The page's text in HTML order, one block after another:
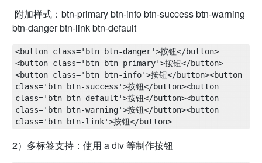
​ 附加样式：btn-primary btn-info btn-success btn-warning
btn-danger btn-link btn-default
<button class='btn btn-danger'>按钮</button>
<button class='btn btn-primary'>按钮</button>
<button class='btn btn-info'>按钮</button><button
class='btn btn-success'>按钮</button><button
class='btn btn-default'>按钮</button><button
class='btn btn-warning'>按钮</button><button
class='btn btn-link'>按钮</button>
2）多标签支持：使用 a div 等制作按钮